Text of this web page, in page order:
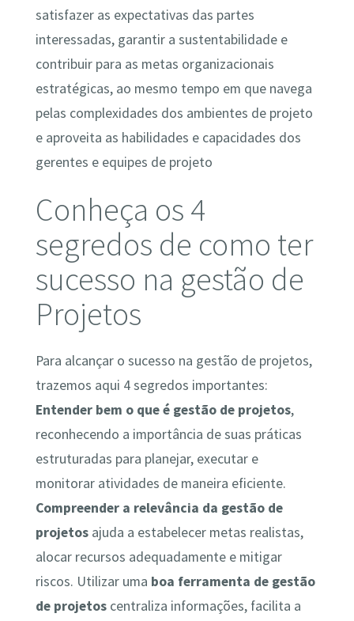
satisfazer as expectativas das partes
interessadas, garantir a sustentabilidade e
contribuir para as metas organizacionais
estratégicas, ao mesmo tempo em que navega
pelas complexidades dos ambientes de projeto
e aproveita as habilidades e capacidades dos
gerentes e equipes de projeto
Conheça os 4
segredos de como ter
sucesso na gestão de
Projetos
Para alcançar o sucesso na gestão de projetos,
trazemos aqui 4 segredos importantes:
Entender bem o que é gestão de projetos,
reconhecendo a importância de suas práticas
estruturadas para planejar, executar e
monitorar atividades de maneira eficiente.
Compreender a relevância da gestão de
projetosajuda a estabelecer metas realistas,
alocar recursos adequadamente e mitigar
riscos. Utilizar uma boa ferramenta de gestão
de projetos centraliza informações, facilita a